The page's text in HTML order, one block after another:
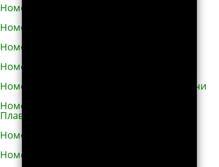
Номера телефонов такси в Гайсине
Номера телефонов такси в Геническе
Номера телефонов такси в Глухове
Номера телефонов такси в Гнивани
Номера телефонов такси в Голой Пристани
Номера телефонов такси в Горишних
Плавнях
Номера телефонов такси в Городище
Номера телефонов такси в Городке